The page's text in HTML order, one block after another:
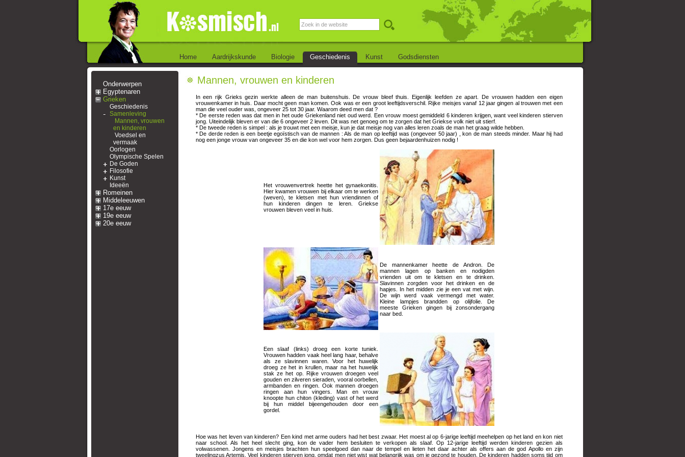
Home Aardrijkskunde Biologie Geschiedenis Kunst Godsdiensten
Onderwerpen
Egyptenaren
Grieken
Geschiedenis
Samenleving
Mannen, vrouwen
en kinderen
Voedsel en
vermaak
Oorlogen
Olympische Spelen
De Goden
Filosofie
Kunst
Ideeën
Romeinen
Middeleeuwen
17e eeuw
19e eeuw
20e eeuw
Mannen, vrouwen en kinderen
In een rijk Grieks gezin werkte alleen de man buitenshuis. De vrouw bleef thuis. Eigenlijk leefden ze apart. De vrouwen hadden een eigen
vrouwenkamer in huis. Daar mocht geen man komen. Ook was er een groot leeftijdsverschil. Rijke meisjes vanaf 12 jaar gingen al trouwen met een
man die veel ouder was, ongeveer 25 tot 30 jaar. Waarom deed men dat ?
* De eerste reden was dat men in het oude Griekenland niet oud werd. Een vrouw moest gemiddeld 6 kinderen krijgen, want veel kinderen stierven
jong. Uiteindelijk bleven er van die 6 ongeveer 2 leven. Dit was net genoeg om te zorgen dat het Griekse volk niet uit stierf.
* De tweede reden is simpel : als je trouwt met een meisje, kun je dat meisje nog van alles leren zoals de man het graag wilde hebben.
* De derde reden is een beetje egoïstisch van de mannen : Als de man op leeftijd was (ongeveer 50 jaar) , kon de man steeds minder. Maar hij had
nog een jonge vrouw van ongeveer 35 en die kon wel voor hem zorgen. Dus geen bejaardenhuizen nodig !
Het vrouwenvertrek heette het gynaekonitis.
Hier kwamen vrouwen bij elkaar om te werken
(weven), te kletsen met hun vriendinnen of
hun kinderen dingen te leren. Griekse
vrouwen bleven veel in huis.
De mannenkamer heette de Andron. De
mannen lagen op banken en nodigden
vrienden uit om te kletsen en te drinken.
Slavinnen zorgden voor het drinken en de
hapjes. In het midden zie je een vat met wijn.
De wijn werd vaak vermengd met water.
Kleine lampjes brandden op olijfolie. De
meeste Grieken gingen bij zonsondergang
naar bed.
Een slaaf (links) droeg een korte tuniek.
Vrouwen hadden vaak heel lang haar, behalve
als ze slavinnen waren. Voor het huwelijk
droeg ze het in krullen, maar na het huwelijk
stak ze het op. Rijke vrouwen droegen veel
gouden en zilveren sieraden, vooral oorbellen,
armbanden en ringen. Ook mannen droegen
ringen aan hun vingers. Man en vrouw
knoopte hun chiton (kleding) vast of het werd
bij hun middel bijeengehouden door een
gordel.
Hoe was het leven van kinderen? Een kind met arme ouders had het best zwaar. Het moest al op 6-jarige leeftijd meehelpen op het land en kon niet
naar school. Als het heel slecht ging, kon de vader hem besluiten te verkopen als slaaf. Op 12-jarige leeftijd werden kinderen gezien als
volwassenen. Jongens en meisjes brachten hun speelgoed dan naar de tempel en lieten het daar achter als offers aan de god Apollo en zijn
tweelingzus Artemis. Veel kinderen stierven jong, omdat men niet wist wat belangrijk was om je gezond te houden. De kinderen hadden soms tijd om